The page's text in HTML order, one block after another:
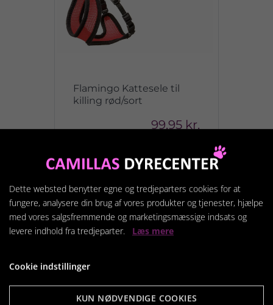
Flamingo Kattesele til
killing rød/sort
99,95 kr.
Vis produkt
Dette websted benytter egne og tredjeparters cookies for at
fungere, analysere din brug af vores produkter og tjenester, hjælpe
med vores salgsfremmende og marketingsmæssige indsats og
levere indhold fra tredjeparter. Læs mere
Cookie indstillinger
KUN NØDVENDIGE COOKIES